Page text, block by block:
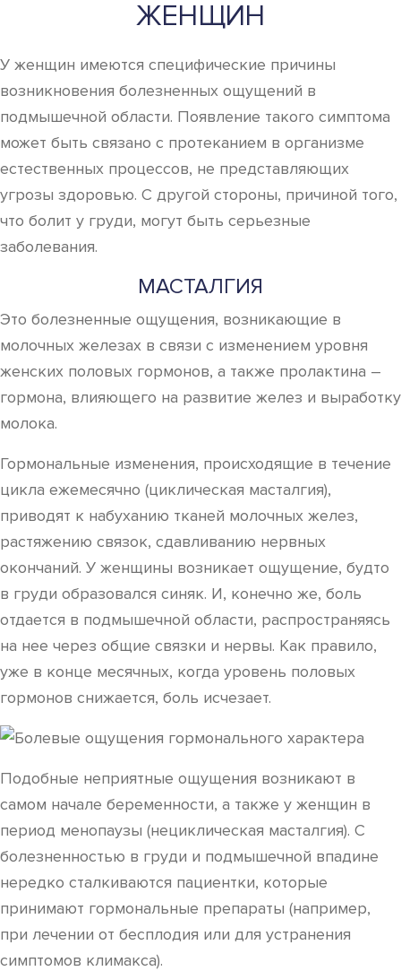
ЖЕНЩИН
У женщин имеются специфические причины
возникновения болезненных ощущений в
подмышечной области. Появление такого симптома
может быть связано с протеканием в организме
естественных процессов, не представляющих
угрозы здоровью. С другой стороны, причиной того,
что болит у груди, могут быть серьезные
заболевания.
МАСТАЛГИЯ
Это болезненные ощущения, возникающие в
молочных железах в связи с изменением уровня
женских половых гормонов, а также пролактина –
гормона, влияющего на развитие желез и выработку
молока.
Гормональные изменения, происходящие в течение
цикла ежемесячно (циклическая масталгия),
приводят к набуханию тканей молочных желез,
растяжению связок, сдавливанию нервных
окончаний. У женщины возникает ощущение, будто
в груди образовался синяк. И, конечно же, боль
отдается в подмышечной области, распространяясь
на нее через общие связки и нервы. Как правило,
уже в конце месячных, когда уровень половых
гормонов снижается, боль исчезает.
Подобные неприятные ощущения возникают в
самом начале беременности, а также у женщин в
период менопаузы (нециклическая масталгия). С
болезненностью в груди и подмышечной впадине
нередко сталкиваются пациентки, которые
принимают гормональные препараты (например,
при лечении от бесплодия или для устранения
симптомов климакса).